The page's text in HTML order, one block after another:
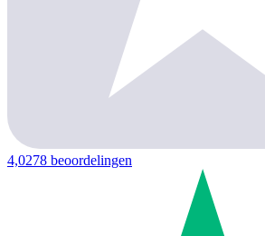
4,0278 beoordelingen